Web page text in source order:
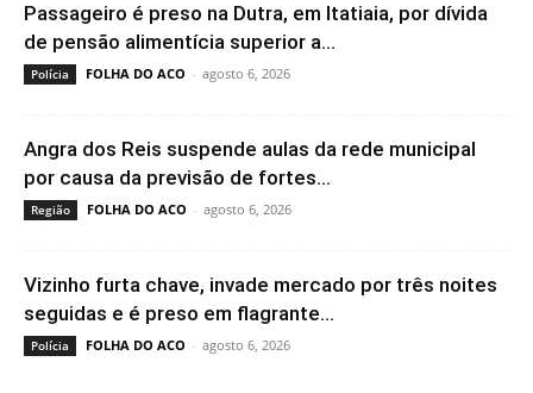
Passageiro é preso na Dutra, em Itatiaia, por dívida
de pensão alimentícia superior a...
Polícia FOLHA DO ACO - agosto 6, 2026
Angra dos Reis suspende aulas da rede municipal
por causa da previsão de fortes...
Região FOLHA DO ACO - agosto 6, 2026
Vizinho furta chave, invade mercado por três noites
seguidas e é preso em flagrante...
Polícia FOLHA DO ACO - agosto 6, 2026